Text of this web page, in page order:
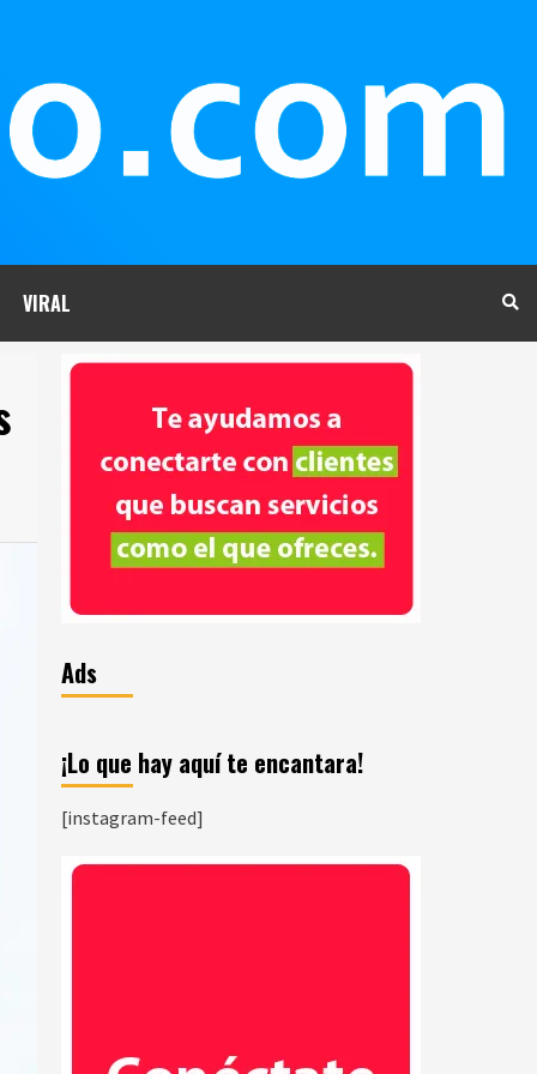
VIRAL
Ads
¡Lo que hay aquí te encantara!
[instagram-feed]